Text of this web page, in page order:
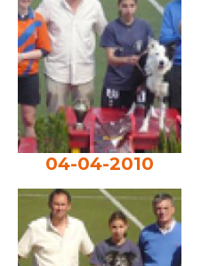
04-04-2010